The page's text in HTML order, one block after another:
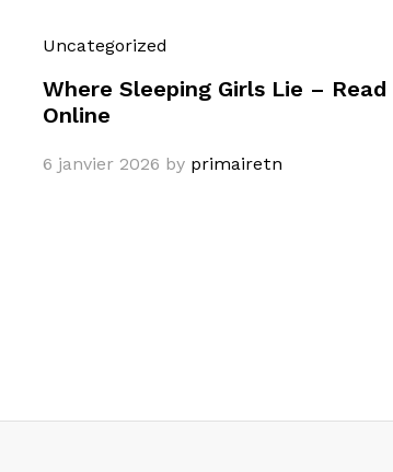
Uncategorized
Where Sleeping Girls Lie – Read
Online
6 janvier 2026 by primairetn